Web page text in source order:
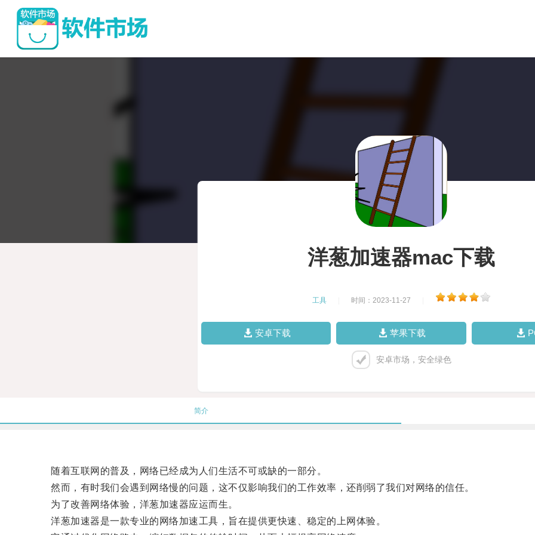
洋葱加速器mac下载
工具 时间：2023-11-27
安卓下载 苹果下载
安卓市场，安全绿色
简介
随着互联网的普及，网络已经成为人们生活不可或缺的一部分。
然而，有时我们会遇到网络慢的问题，这不仅影响我们的工作效率，还削弱了我们对网络的信任。
为了改善网络体验，洋葱加速器应运而生。
洋葱加速器是一款专业的网络加速工具，旨在提供更快速、稳定的上网体验。